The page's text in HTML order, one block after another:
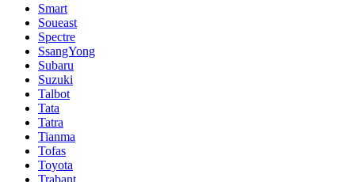
Smart
Soueast
Spectre
SsangYong
Subaru
Suzuki
Talbot
Tata
Tatra
Tianma
Tofas
Toyota